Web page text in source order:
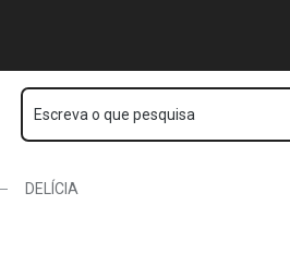
Escreva o que pesquisa
DELÍCIA